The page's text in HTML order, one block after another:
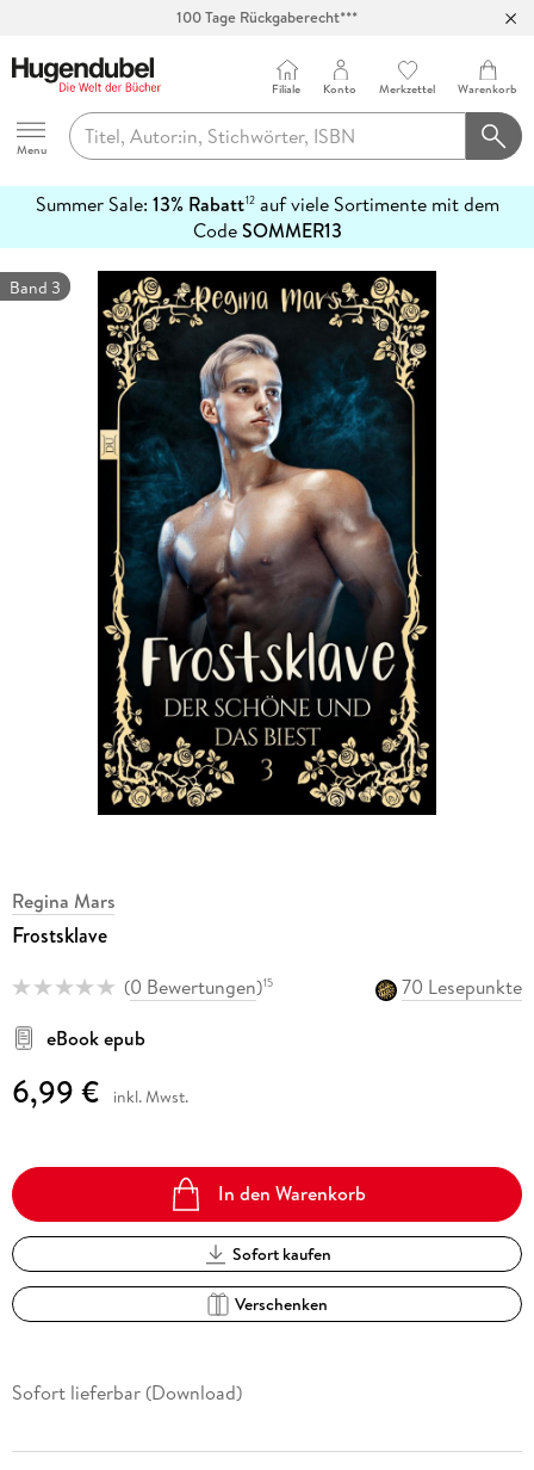
100 Tage Rückgaberecht***
Hugendubel
Menu
Filiale Konto Merkzettel Warenkorb
Summer Sale: 13% Rabatt12auf viele Sortimente mit dem
CodeSOMMER13
erfahren
Band 3
Regina Mars
Frostsklave
(0 Bewertungen)15
70 Lesepunkte
eBook epub
6,99 € inkl. Mwst.
In den Warenkorb
Sofort kaufen
Verschenken
Sofort lieferbar (Download)